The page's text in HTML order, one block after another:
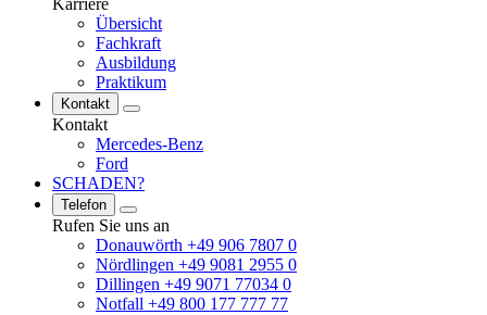
Karriere
Übersicht
Fachkraft
Ausbildung
Praktikum
Kontakt
Kontakt
Mercedes-Benz
Ford
SCHADEN?
Telefon
Rufen Sie uns an
Donauwörth +49 906 7807 0
Nördlingen +49 9081 2955 0
Dillingen +49 9071 77034 0
Notfall +49 800 177 777 77